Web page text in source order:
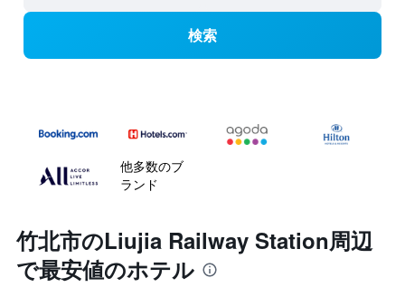
検索
他多数のブ
ランド
竹北市のLiujia Railway Station周辺
で最安値のホテル